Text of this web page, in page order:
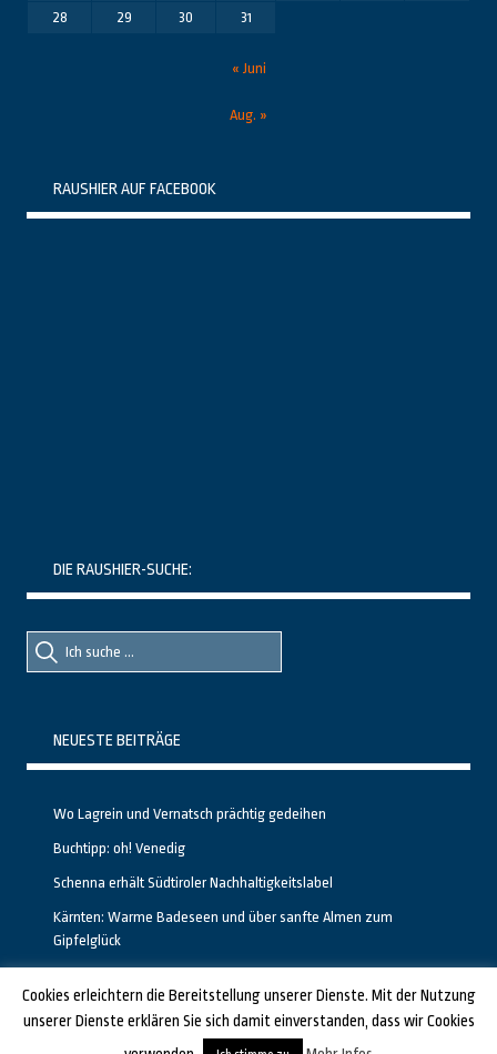
28
29 30 31
« Juni
Aug. »
RAUSHIER AUF FACEBOOK
DIE RAUSHIER-SUCHE:
Suche
nach::
Suche
nach:
NEUESTE BEITRÄGE
Wo Lagrein und Vernatsch prächtig gedeihen
Buchtipp: oh! Venedig
Schenna erhält Südtiroler Nachhaltigkeitslabel
Kärnten: Warme Badeseen und über sanfte Almen zum
Gipfelglück
GESTALTET UND PROGRAMMIERT VON ALBERTO & FRANZ BEI LUCID.BERLIN
Cookies erleichtern die Bereitstellung unserer Dienste. Mit der Nutzung
unserer Dienste erklären Sie sich damit einverstanden, dass wir Cookies